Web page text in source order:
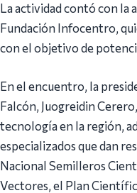
La actividad contó con la
Fundación Infocentro,
con el objetivo de
En el encuentro, la
Falcón, Juogreidin
tecnología en la región,
especializados que dan
Nacional Semilleros
Vectores, el Plan